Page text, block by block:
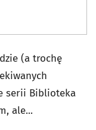
(a trochę
serii Biblioteka
ale...